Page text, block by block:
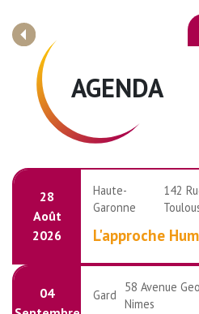
AGENDA
28
Août
2026
Haute-
Garonne
142
L'approche
04
Gard
58 Avenue
Nimes